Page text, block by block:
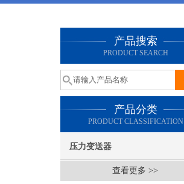
产品搜索
PRODUCT SEARCH
产品分类
PRODUCT CLASSIFICATION
压力变送器
查看更多 >>